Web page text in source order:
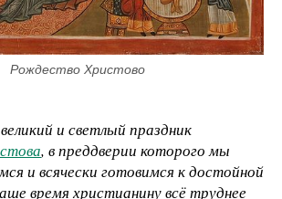
Рождество Христово
и светлый праздник
, в преддверии которого мы
и всячески готовимся к достойной
время христианину всё труднее